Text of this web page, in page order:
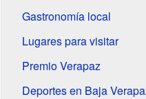
Gastronomía local
Lugares para visitar
Premio Verapaz
Deportes en Baja